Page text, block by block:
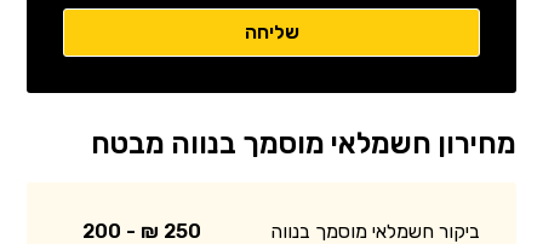
מחירון חשמלאי מוסמך בנווה מבטח
ביקור חשמלאי מוסמך בנווה
250 ₪ - 200